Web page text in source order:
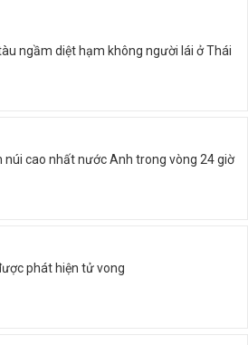
ngầm diệt hạm không người lái ở Thái
núi cao nhất nước Anh trong vòng 24 giờ
phát hiện tử vong